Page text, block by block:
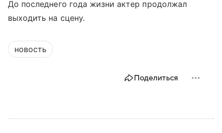
До последнего года жизни актер продолжал
выходить на сцену.
новость
Поделиться